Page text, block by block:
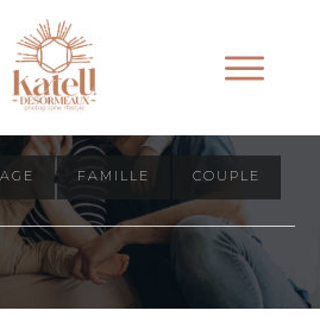
séances
FAMILLE COUPLE